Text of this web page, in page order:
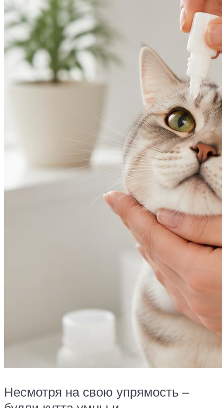
Несмотря на свою упрямость –